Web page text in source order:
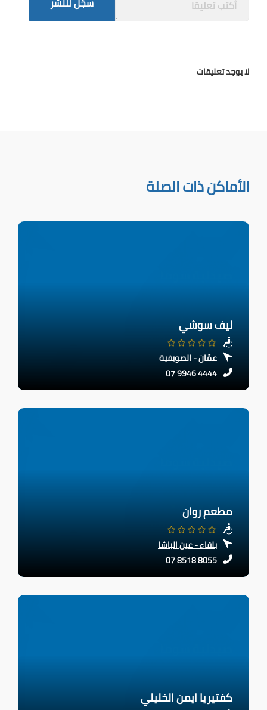
لا يوجد تعليقات
الأماكن ذات الصلة
ليف سوشي
عمّان - الصويفية
07 9946 4444
مطعم روان
بلقاء - عين الباشا
07 8518 8055
كفتيريا ايمن الخليلي